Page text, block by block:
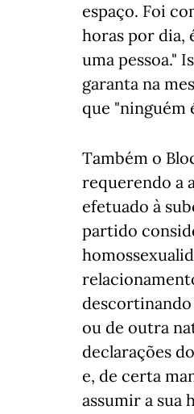
espaço. Foi
horas por dia,
uma pessoa."
garanta na
que "ninguém
Também o
requerendo a
efetuado à
partido
descortinando
ou de outra
declarações
e, de certa
assumir a sua